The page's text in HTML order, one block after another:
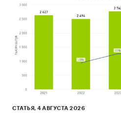
СТАТЬЯ, 4 АВГУСТА 2026